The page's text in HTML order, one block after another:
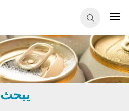
يبحث